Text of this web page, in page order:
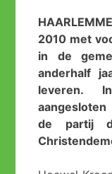
2010 met
in de
anderhalf
leveren.
de partij